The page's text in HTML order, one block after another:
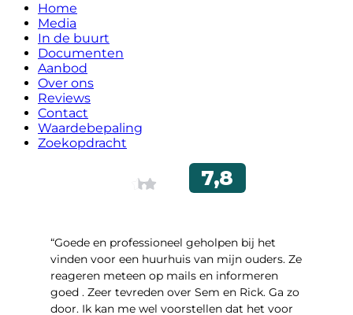
Home
Media
In de buurt
Documenten
Aanbod
Over ons
Reviews
Contact
Waardebepaling
Zoekopdracht
“Goede en professioneel geholpen bij het
vinden voor een huurhuis van mijn ouders. Ze
reageren meteen op mails en informeren
goed . Zeer tevreden over Sem en Rick. Ga zo
door. Ik kan me wel voorstellen dat het voor